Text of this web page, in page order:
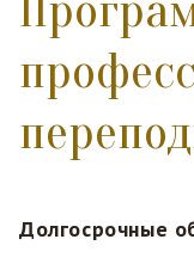
Долгосрочные